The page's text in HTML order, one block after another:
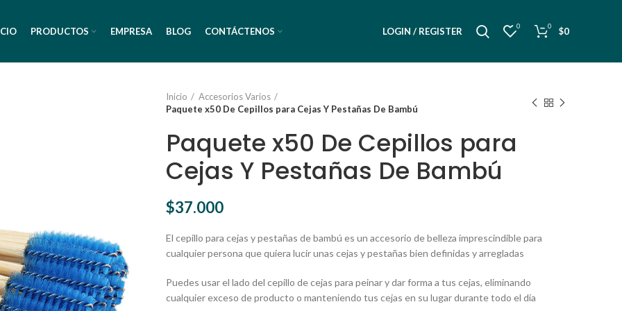
PRODUCTOS EMPRESA BLOG CONTÁCTENOS LOGIN / REGISTER 0 0 $0
Inicio
Accesorios Varios
Paquete x50 De Cepillos para Cejas Y Pestañas De Bambú
Paquete x50 De Cepillos para
Cejas Y Pestañas De Bambú
$37.000
El cepillo para cejas y pestañas de bambú es un accesorio de belleza imprescindible para
cualquier persona que quiera lucir unas cejas y pestañas bien definidas y arregladas
Puedes usar el lado del cepillo de cejas para peinar y dar forma a tus cejas, eliminando
cualquier exceso de producto o manteniendo tus cejas en su lugar durante todo el día